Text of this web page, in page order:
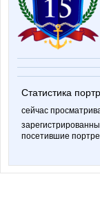
Статистика
сейчас
посетившие